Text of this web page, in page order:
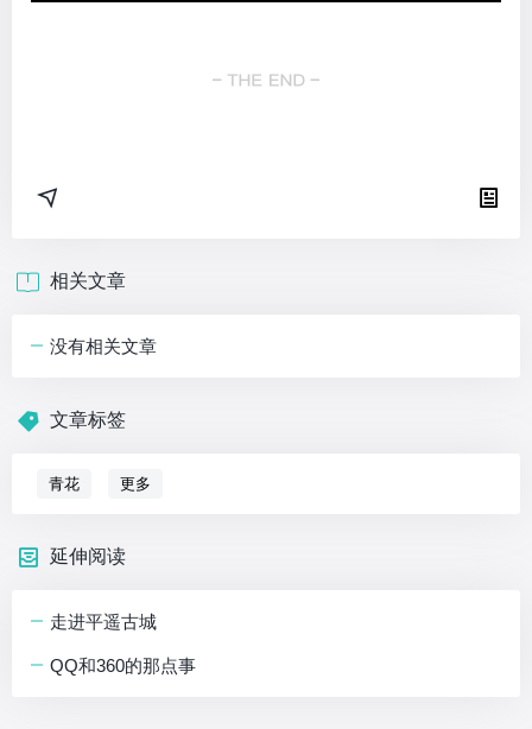
相关文章
没有相关文章
文章标签
青花 更多
延伸阅读
走进平遥古城
QQ和360的那点事